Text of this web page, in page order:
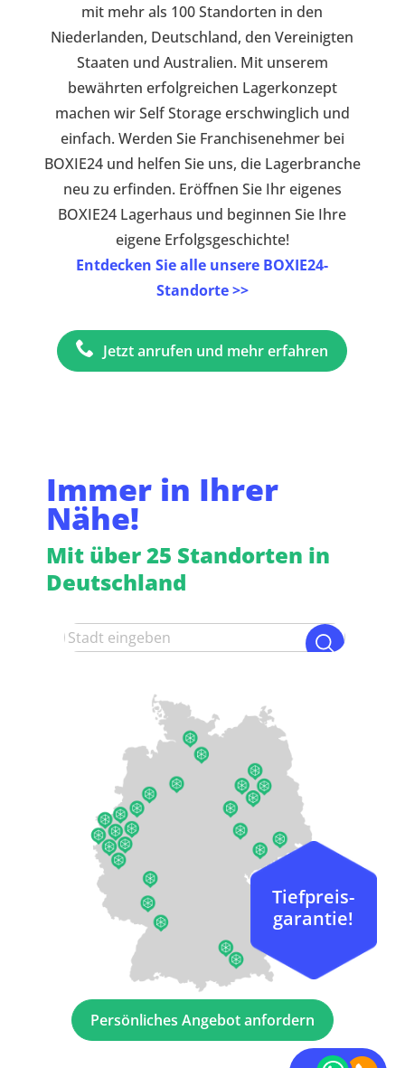
mit mehr als 100 Standorten in den
Niederlanden, Deutschland, den Vereinigten
Staaten und Australien. Mit unserem
bewährten erfolgreichen Lagerkonzept
machen wir Self Storage erschwinglich und
einfach. Werden Sie Franchisenehmer bei
BOXIE24 und helfen Sie uns, die Lagerbranche
neu zu erfinden. Eröffnen Sie Ihr eigenes
BOXIE24 Lagerhaus und beginnen Sie Ihre
eigene Erfolgsgeschichte!
Entdecken Sie alle unsere BOXIE24-
Standorte >>
Jetzt anrufen und mehr erfahren
Immer in Ihrer
Nähe!
Mit über 25 Standorten in
Deutschland
Persönliches Angebot anfordern
Tiefpreis-
garantie!